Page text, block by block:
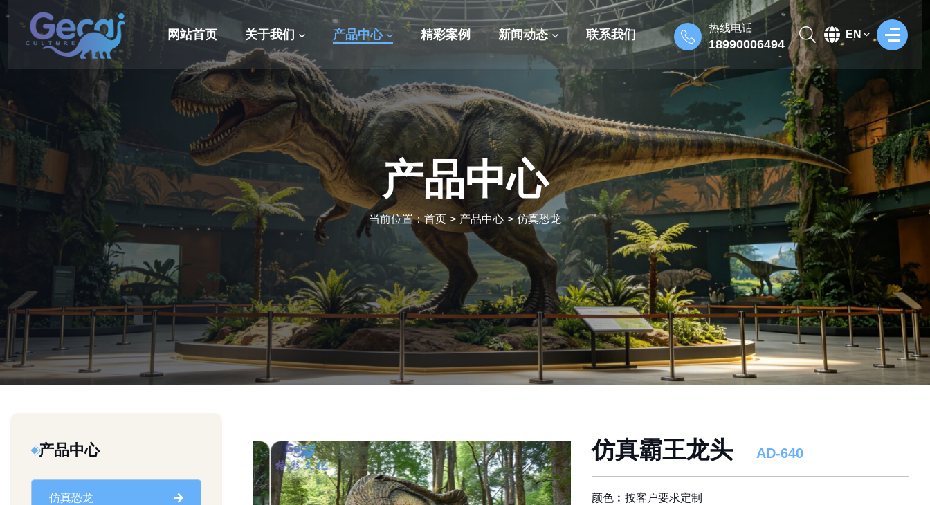
网站首页 关于我们 产品中心 精彩案例 新闻动态 联系我们 热线电话
18990006494
EN
产品中心
当前位置：首页 > 产品中心 > 仿真恐龙
仿真霸王龙头 AD-640
颜色︰按客户要求定制
产品中心
仿真恐龙